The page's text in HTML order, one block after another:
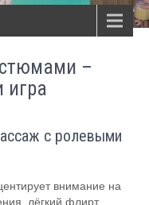
–
игра
с ролевыми
внимание на
лёгкий флирт,